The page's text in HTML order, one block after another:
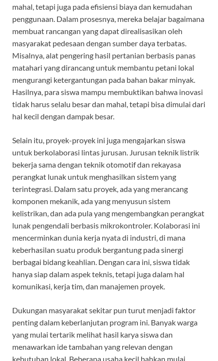
mahal, tetapi juga pada efisiensi biaya dan kemudahan
penggunaan. Dalam prosesnya, mereka belajar bagaimana
membuat rancangan yang dapat direalisasikan oleh
masyarakat pedesaan dengan sumber daya terbatas.
Misalnya, alat pengering hasil pertanian berbasis panas
matahari yang dirancang untuk membantu petani lokal
mengurangi ketergantungan pada bahan bakar minyak.
Hasilnya, para siswa mampu membuktikan bahwa inovasi
tidak harus selalu besar dan mahal, tetapi bisa dimulai dari
hal kecil dengan dampak besar.
Selain itu, proyek-proyek ini juga mengajarkan siswa
untuk berkolaborasi lintas jurusan. Jurusan teknik listrik
bekerja sama dengan teknik otomotif dan rekayasa
perangkat lunak untuk menghasilkan sistem yang
terintegrasi. Dalam satu proyek, ada yang merancang
komponen mekanik, ada yang menyusun sistem
kelistrikan, dan ada pula yang mengembangkan perangkat
lunak pengendali berbasis mikrokontroler. Kolaborasi ini
mencerminkan dunia kerja nyata di industri, di mana
keberhasilan suatu produk bergantung pada sinergi
berbagai bidang keahlian. Dengan cara ini, siswa tidak
hanya siap dalam aspek teknis, tetapi juga dalam hal
komunikasi, kerja tim, dan manajemen proyek.
Dukungan masyarakat sekitar pun turut menjadi faktor
penting dalam keberlanjutan program ini. Banyak warga
yang mulai tertarik melihat hasil karya siswa dan
menawarkan ide tambahan yang relevan dengan
kebutuhan lokal. Beberapa usaha kecil bahkan mulai